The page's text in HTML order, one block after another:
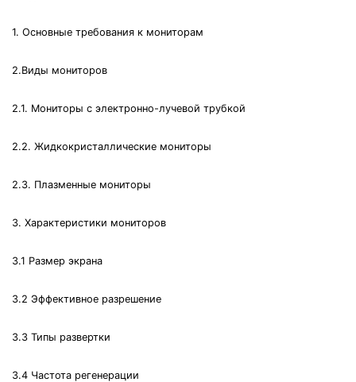
1. Основные требования к мониторам
2.Виды мониторов
2.1. Мониторы с электронно-лучевой трубкой
2.2. Жидкокристаллические мониторы
2.3. Плазменные мониторы
3. Характеристики мониторов
3.1 Размер экрана
3.2 Эффективное разрешение
3.3 Типы развертки
3.4 Частота регенерации